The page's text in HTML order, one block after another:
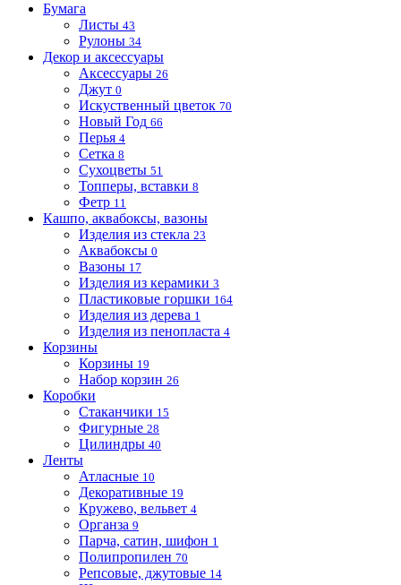
Бумага
Листы 43
Рулоны 34
Декор и аксессуары
Аксессуары 26
Джут 0
Искуственный цветок 70
Новый Год 66
Перья 4
Сетка 8
Сухоцветы 51
Топперы, вставки 8
Фетр 11
Кашпо, аквабоксы, вазоны
Изделия из стекла 23
Аквабоксы 0
Вазоны 17
Изделия из керамики 3
Пластиковые горшки 164
Изделия из дерева 1
Изделия из пенопласта 4
Корзины
Корзины 19
Набор корзин 26
Коробки
Стаканчики 15
Фигурные 28
Цилиндры 40
Ленты
Атласные 10
Декоративные 19
Кружево, вельвет 4
Органза 9
Парча, сатин, шифон 1
Полипропилен 70
Репсовые, джутовые 14